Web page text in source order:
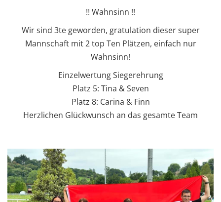
!! Wahnsinn !!
Wir sind 3te geworden, gratulation dieser super
Mannschaft mit 2 top Ten Plätzen, einfach nur
Wahnsinn!
Einzelwertung Siegerehrung
Platz 5: Tina & Seven
Platz 8: Carina & Finn
Herzlichen Glückwunsch an das gesamte Team